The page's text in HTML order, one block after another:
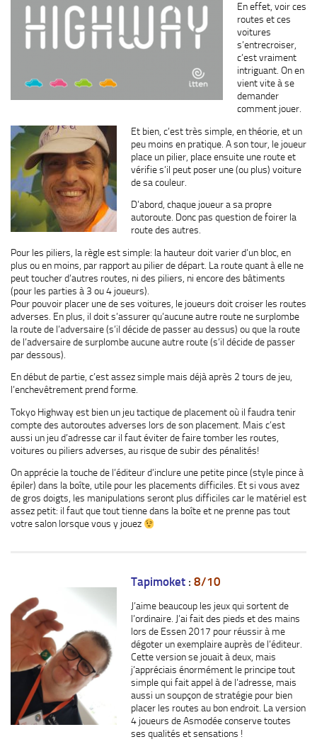
En effet, voir ces
routes et ces
voitures
s’entrecroiser,
c’est vraiment
intriguant. On en
vient vite à se
demander
comment jouer.
Et bien, c’est très simple, en théorie, et un
peu moins en pratique. A son tour, le joueur
place un pilier, place ensuite une route et
vérifie s’il peut poser une (ou plus) voiture
de sa couleur.
D’abord, chaque joueur a sa propre
autoroute. Donc pas question de foirer la
route des autres.
Pour les piliers, la règle est simple: la hauteur doit varier d’un bloc, en
plus ou en moins, par rapport au pilier de départ. La route quant à elle ne
peut toucher d’autres routes, ni des piliers, ni encore des bâtiments
(pour les parties à 3 ou 4 joueurs).
Pour pouvoir placer une de ses voitures, le joueurs doit croiser les routes
adverses. En plus, il doit s’assurer qu’aucune autre route ne surplombe
la route de l’adversaire (s’il décide de passer au dessus) ou que la route
de l’adversaire de surplombe aucune autre route (s’il décide de passer
par dessous).
En début de partie, c’est assez simple mais déjà après 2 tours de jeu,
l’enchevêtrement prend forme.
Tokyo Highway est bien un jeu tactique de placement où il faudra tenir
compte des autoroutes adverses lors de son placement. Mais c’est
aussi un jeu d’adresse car il faut éviter de faire tomber les routes,
voitures ou piliers adverses, au risque de subir des pénalités!
On apprécie la touche de l’éditeur d’inclure une petite pince (style pince à
épiler) dans la boîte, utile pour les placements difficiles. Et si vous avez
de gros doigts, les manipulations seront plus difficiles car le matériel est
assez petit: il faut que tout tienne dans la boîte et ne prenne pas tout
votre salon lorsque vous y jouez
Tapimoket : 8/10
J’aime beaucoup les jeux qui sortent de
l’ordinaire. J’ai fait des pieds et des mains
lors de Essen 2017 pour réussir à me
dégoter un exemplaire auprès de l’éditeur.
Cette version se jouait à deux, mais
j’appréciais énormément le principe tout
simple qui fait appel à de l’adresse, mais
aussi un soupçon de stratégie pour bien
placer les routes au bon endroit. La version
4 joueurs de Asmodée conserve toutes
ses qualités et sensations !